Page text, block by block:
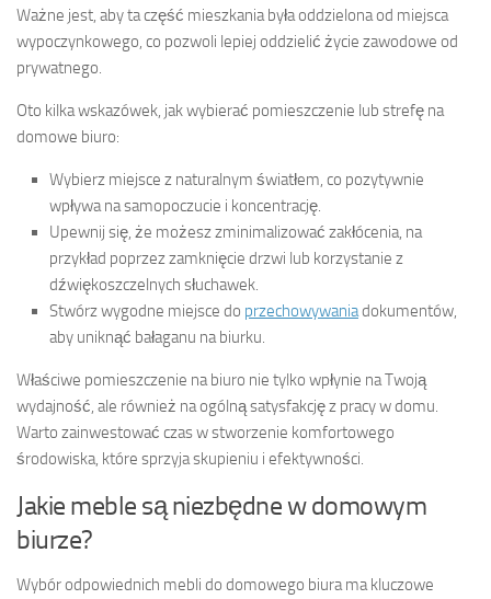
Ważne jest, aby ta część mieszkania była oddzielona od miejsca
wypoczynkowego, co pozwoli lepiej oddzielić życie zawodowe od
prywatnego.
Oto kilka wskazówek, jak wybierać pomieszczenie lub strefę na
domowe biuro:
Wybierz miejsce z naturalnym światłem, co pozytywnie
wpływa na samopoczucie i koncentrację.
Upewnij się, że możesz zminimalizować zakłócenia, na
przykład poprzez zamknięcie drzwi lub korzystanie z
dźwiękoszczelnych słuchawek.
Stwórz wygodne miejsce do przechowywaniadokumentów,
aby uniknąć bałaganu na biurku.
Właściwe pomieszczenie na biuro nie tylko wpłynie na Twoją
wydajność, ale również na ogólną satysfakcję z pracy w domu.
Warto zainwestować czas w stworzenie komfortowego
środowiska, które sprzyja skupieniu i efektywności.
Jakie meble są niezbędne w domowym
biurze?
Wybór odpowiednich mebli do domowego biura ma kluczowe